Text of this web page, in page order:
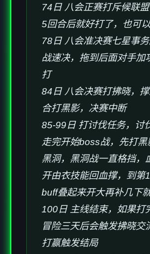
74日 八会正赛打斥候联
5回合后就好打了，也可
78日 八会准决赛七星事
战速决，拖到后面对手加
打
84日 八会决赛打拂晓，
合打黑影，决赛中断
85-99日 打讨伐任务，讨
走完开始boss战，先打黑
黑洞，黑洞战一直格挡，
开由衣技能回血撑，到第
buff叠起来开大再补几下就
100日 主线结束，如果打
冒险三天后会触发拂晓交
打赢触发结局